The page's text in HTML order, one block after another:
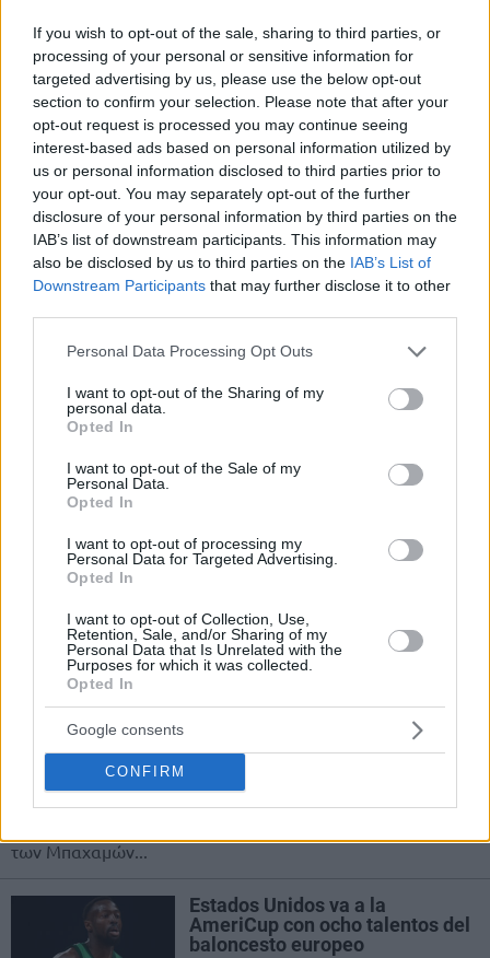
If you wish to opt-out of the sale, sharing to third parties, or
processing of your personal or sensitive information for
targeted advertising by us, please use the below opt-out
section to confirm your selection. Please note that after your
opt-out request is processed you may continue seeing
interest-based ads based on personal information utilized by
us or personal information disclosed to third parties prior to
your opt-out. You may separately opt-out of the further
disclosure of your personal information by third parties on the
IAB’s list of downstream participants. This information may
also be disclosed by us to third parties on the IAB’s List of
Downstream Participants that may further disclose it to other
Please note that this website/app uses one or more Google
not limited to your visit or usage behaviour. You may click to
grant or deny consent to Google and its third-party tags to
use your data for below specified purposes in below Google
consent section.
Personal Data Processing Opt Outs
I want to opt-out of the Sharing of my
personal data.
Opted In
I want to opt-out of the Sale of my
Personal Data.
Opted In
I want to opt-out of processing my
Personal Data for Targeted Advertising.
Opted In
I want to opt-out of Collection, Use,
Retention, Sale, and/or Sharing of my
Personal Data that Is Unrelated with the
Purposes for which it was collected.
Opted In
Google consents
CONFIRM
çeyrekteki tarihi performansıyla
ABD'yi saf dışı bırakan Brezilya,
finalde Arjantin'in rakibi oldu.
Κάζο για τις ΗΠΑ του Γκραντ,
τρελή ανατροπή και τελικό η
Βραζιλία (video)
31/AUG/25 08:20
Με 34-9 επιμέρους σκορ στην τέταρτη περίοδο η Βραζιλία
επικράτησε των ΗΠΑ του Τζέριαν Γκραντ και προκρίθηκε
στον τελικό...
Γκραντ, με Ουρουγουάη (ξανά)
στα προημιτελικά
27/AUG/25 08:36
Οι ΗΠΑ επικράτησαν της Βραζιλίας πιο δύσκολα από ό,τι
δείχνει το τελικό 90-78 και προκρίθηκαν στην προημιτελική
φάση του...
AmeriCup 2025’te Şok: Uruguay,
ABD’yi Mağlup Etti
Uruguay, Amerika Birleşik
Devletleri'ni mağlup etti.
Ο νυν παίκτης του Παναθηναϊκού Τζέριαν Γκραντ κι ο
των Μπαχαμών...
Estados Unidos va a la
AmeriCup con ocho talentos del
baloncesto europeo